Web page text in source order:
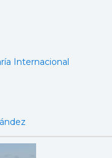
Internacional